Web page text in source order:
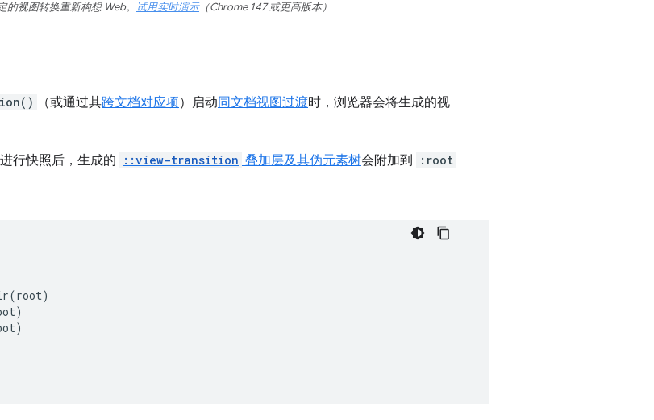
视图转换重新构想 Web。 试用实时演示（Chrome 147 或更高版本）
（或通过其跨文档对应项）启动同文档视图过渡时，浏览器会将生成的视
行快照后，生成的 ::view-transition 叠加层及其伪元素树会附加到 :root